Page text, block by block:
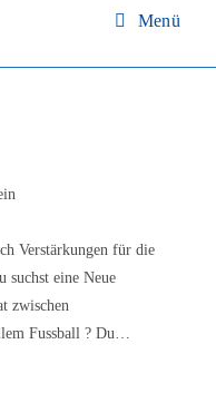
Menü
Verstärkungen für die
suchst eine Neue
zwischen
Fussball ? Du…